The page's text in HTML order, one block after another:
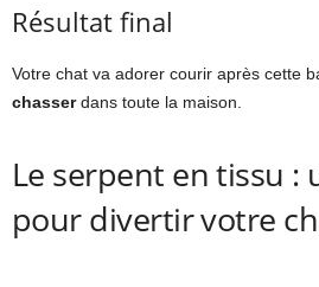
Résultat final
Votre chat va adorer courir après cette
chasserdans toute la maison.
Le serpent en tissu :
pour divertir votre